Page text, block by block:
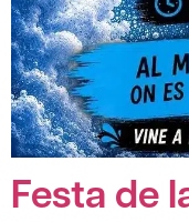
Festa de